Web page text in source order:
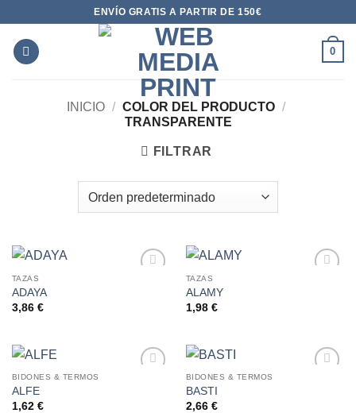
contenido
ENVÍO GRATIS A PARTIR DE 150€
0
INICIO / COLOR DEL PRODUCTO /
TRANSPARENTE
FILTRAR
DESEOS
TAZAS
ADAYA
3,86 €
DESEOS
TAZAS
ALAMY
1,98 €
BIDONES & TERMOS
ALFE
1,62 €
BIDONES & TERMOS
BASTI
2,66 €